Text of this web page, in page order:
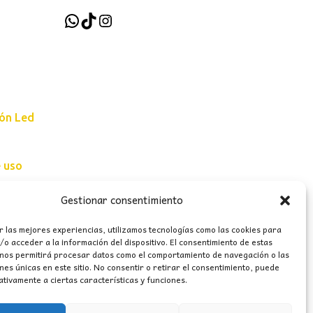
Gestionar consentimiento
las mejores experiencias, utilizamos tecnologías como las cookies para
acceder a la información del dispositivo. El consentimiento de estas
permitirá procesar datos como el comportamiento de navegación o las
únicas en este sitio. No consentir o retirar el consentimiento, puede
a ciertas características y funciones.
Led
uso
WhatsApp
TikTokInstagram